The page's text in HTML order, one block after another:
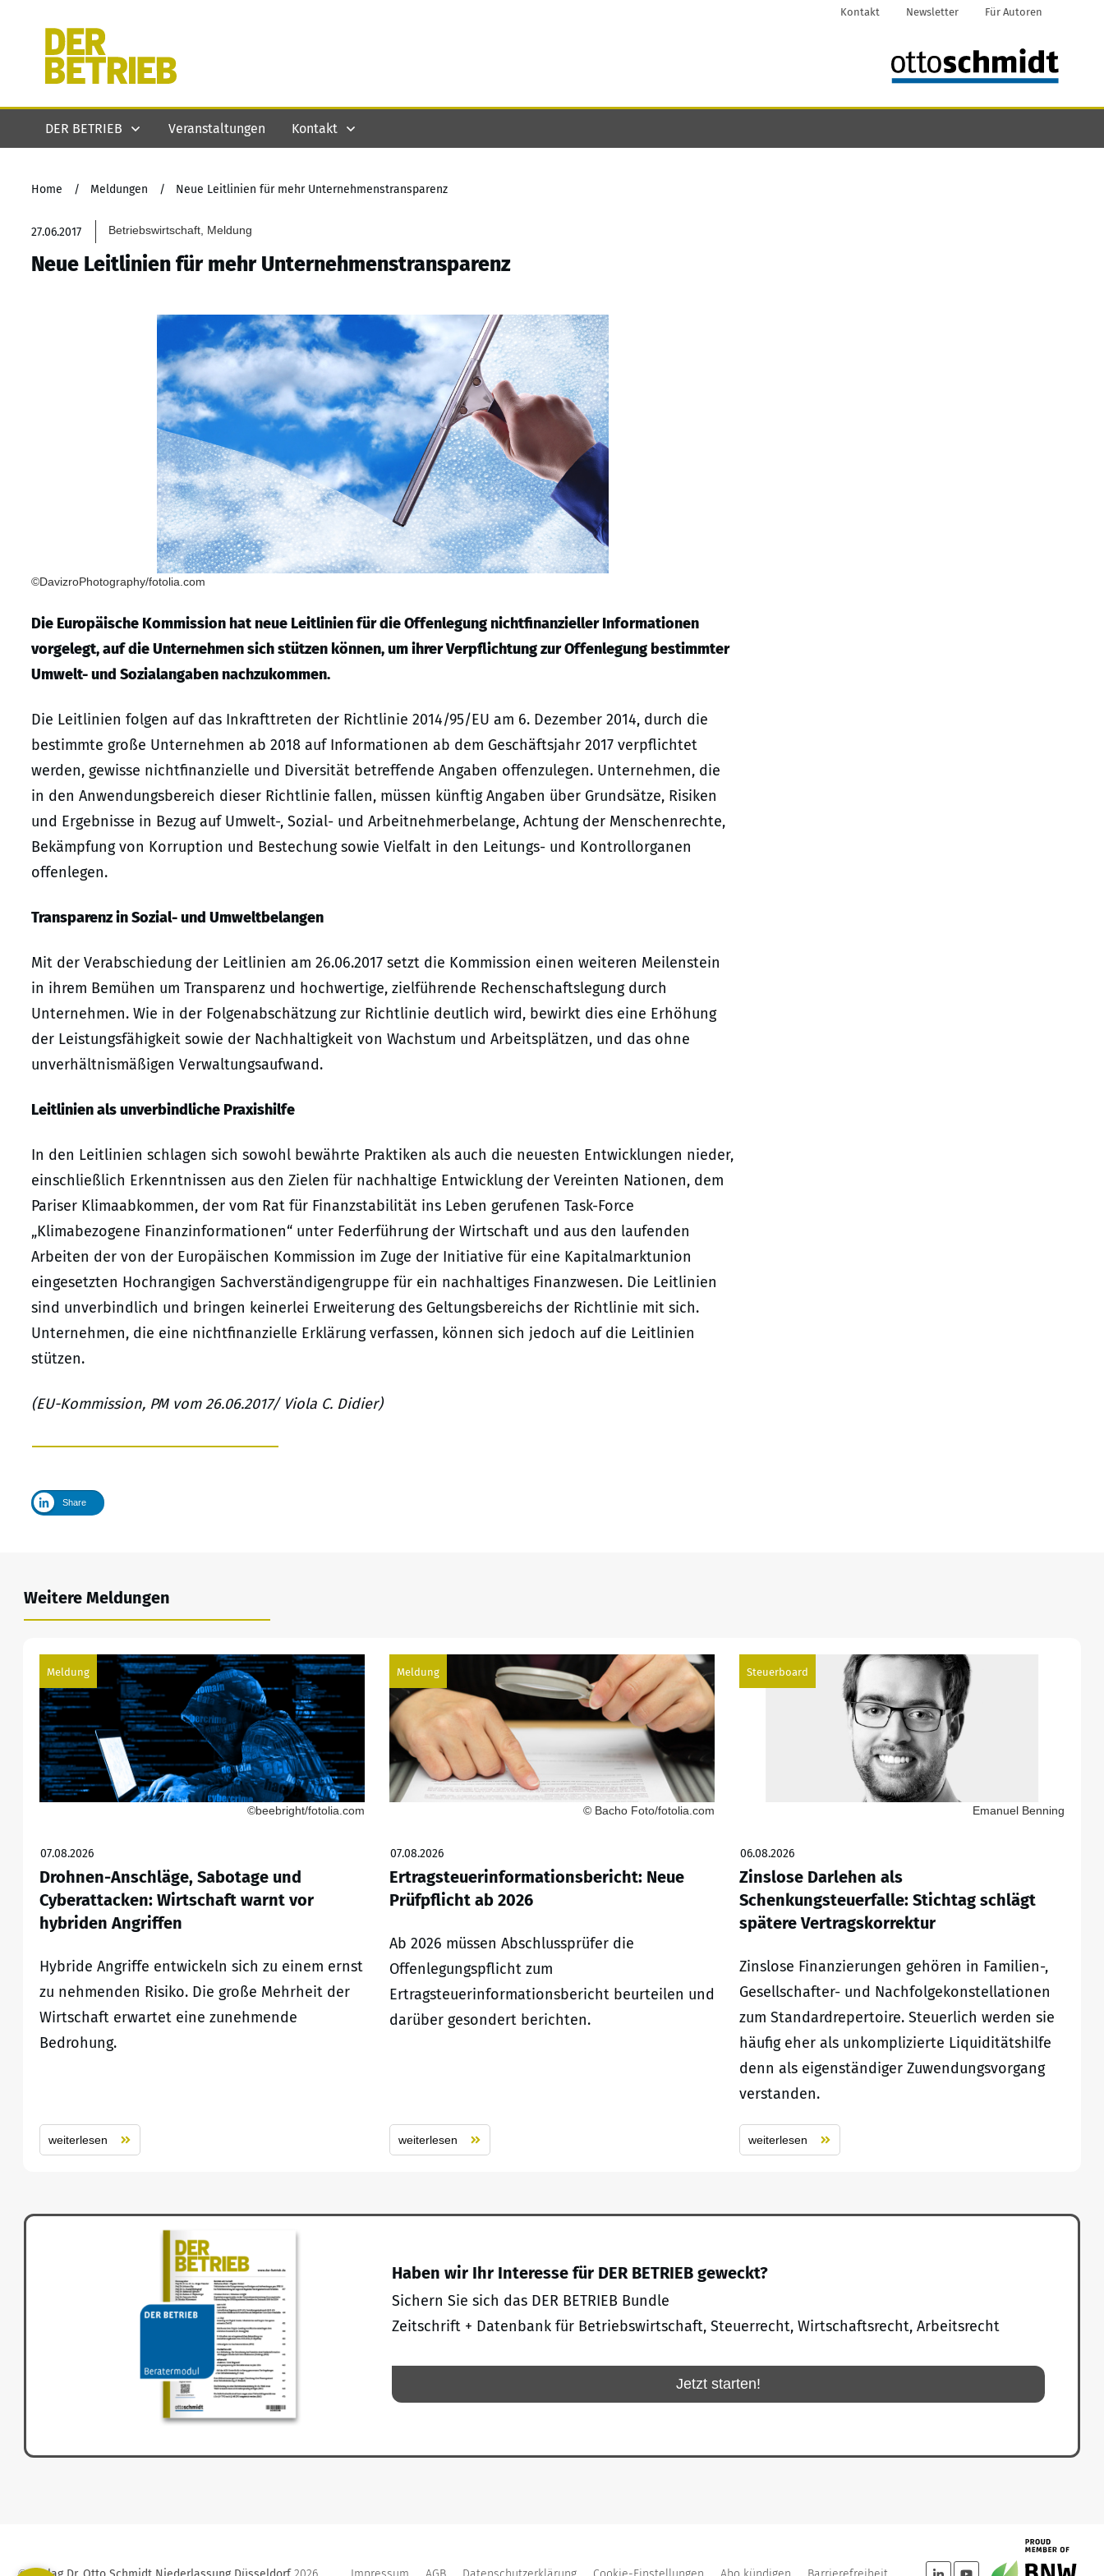
Kontakt Newsletter Für Autoren
DER BETRIEB Veranstaltungen Kontakt
Home / Meldungen / Neue Leitlinien für mehr Unternehmenstransparenz
27.06.2017 Betriebswirtschaft, Meldung
Neue Leitlinien für mehr Unternehmenstransparenz
©DavizroPhotography/fotolia.com
Die Europäische Kommission hat neue Leitlinien für die Offenlegung nichtfinanzieller Informationen
vorgelegt, auf die Unternehmen sich stützen können, um ihrer Verpflichtung zur Offenlegung bestimmter
Umwelt- und Sozialangaben nachzukommen.
Die Leitlinien folgen auf das Inkrafttreten der Richtlinie 2014/95/EU am 6. Dezember 2014, durch die
bestimmte große Unternehmen ab 2018 auf Informationen ab dem Geschäftsjahr 2017 verpflichtet
werden, gewisse nichtfinanzielle und Diversität betreffende Angaben offenzulegen. Unternehmen, die
in den Anwendungsbereich dieser Richtlinie fallen, müssen künftig Angaben über Grundsätze, Risiken
und Ergebnisse in Bezug auf Umwelt-, Sozial- und Arbeitnehmerbelange, Achtung der Menschenrechte,
Bekämpfung von Korruption und Bestechung sowie Vielfalt in den Leitungs- und Kontrollorganen
offenlegen.
Transparenz in Sozial- und Umweltbelangen
Mit der Verabschiedung der Leitlinien am 26.06.2017 setzt die Kommission einen weiteren Meilenstein
in ihrem Bemühen um Transparenz und hochwertige, zielführende Rechenschaftslegung durch
Unternehmen. Wie in der Folgenabschätzung zur Richtlinie deutlich wird, bewirkt dies eine Erhöhung
der Leistungsfähigkeit sowie der Nachhaltigkeit von Wachstum und Arbeitsplätzen, und das ohne
unverhältnismäßigen Verwaltungsaufwand.
Leitlinien als unverbindliche Praxishilfe
In den Leitlinien schlagen sich sowohl bewährte Praktiken als auch die neuesten Entwicklungen nieder,
einschließlich Erkenntnissen aus den Zielen für nachhaltige Entwicklung der Vereinten Nationen, dem
Pariser Klimaabkommen, der vom Rat für Finanzstabilität ins Leben gerufenen Task-Force
„Klimabezogene Finanzinformationen“ unter Federführung der Wirtschaft und aus den laufenden
Arbeiten der von der Europäischen Kommission im Zuge der Initiative für eine Kapitalmarktunion
eingesetzten Hochrangigen Sachverständigengruppe für ein nachhaltiges Finanzwesen. Die Leitlinien
sind unverbindlich und bringen keinerlei Erweiterung des Geltungsbereichs der Richtlinie mit sich.
Unternehmen, die eine nichtfinanzielle Erklärung verfassen, können sich jedoch auf die Leitlinien
stützen.
(EU-Kommission, PM vom 26.06.2017/ Viola C. Didier)
Share
Weitere Meldungen
Meldung
©beebright/fotolia.com
07.08.2026
Drohnen-Anschläge, Sabotage und
Cyberattacken: Wirtschaft warnt vor
hybriden Angriffen
Hybride Angriffe entwickeln sich zu einem ernst
zu nehmenden Risiko. Die große Mehrheit der
Wirtschaft erwartet eine zunehmende
Bedrohung.
weiterlesen
Meldung
© Bacho Foto/fotolia.com
07.08.2026
Ertragsteuerinformationsbericht: Neue
Prüfpflicht ab 2026
Ab 2026 müssen Abschlussprüfer die
Offenlegungspflicht zum
Ertragsteuerinformationsbericht beurteilen und
darüber gesondert berichten.
weiterlesen
Steuerboard
Emanuel Benning
06.08.2026
Zinslose Darlehen als
Schenkungsteuerfalle: Stichtag schlägt
spätere Vertragskorrektur
Zinslose Finanzierungen gehören in Familien-,
Gesellschafter- und Nachfolgekonstellationen
zum Standardrepertoire. Steuerlich werden sie
häufig eher als unkomplizierte Liquiditätshilfe
denn als eigenständiger Zuwendungsvorgang
verstanden.
weiterlesen
Haben wir Ihr Interesse für DER BETRIEB geweckt?
Sichern Sie sich das DER BETRIEB Bundle
Zeitschrift + Datenbank für Betriebswirtschaft, Steuerrecht, Wirtschaftsrecht, Arbeitsrecht
Jetzt starten!